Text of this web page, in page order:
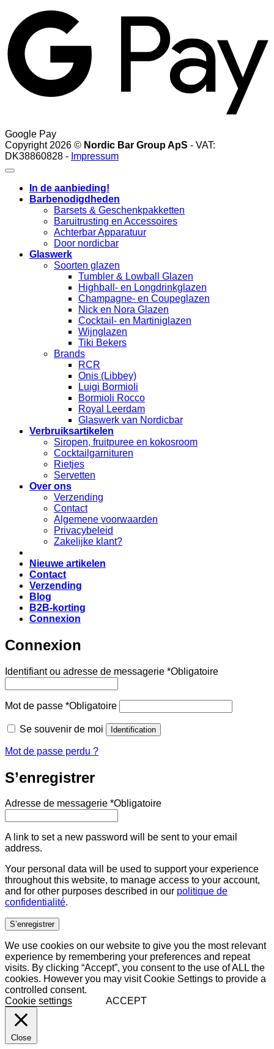
Google Pay
Copyright 2026 © Nordic Bar Group ApS - VAT:
DK38860828 - Impressum
In de aanbieding!
Barbenodigdheden
Barsets & Geschenkpakketten
Baruitrusting en Accessoires
Achterbar Apparatuur
Door nordicbar
Glaswerk
Soorten glazen
Tumbler & Lowball Glazen
Highball- en Longdrinkglazen
Champagne- en Coupeglazen
Nick en Nora Glazen
Cocktail- en Martiniglazen
Wijnglazen
Tiki Bekers
Brands
RCR
Onis (Libbey)
Luigi Bormioli
Bormioli Rocco
Royal Leerdam
Glaswerk van Nordicbar
Verbruiksartikelen
Siropen, fruitpuree en kokosroom
Cocktailgarnituren
Rietjes
Servetten
Over ons
Verzending
Contact
Algemene voorwaarden
Privacybeleid
Zakelijke klant?
Nieuwe artikelen
Contact
Verzending
Blog
B2B-korting
Connexion
Connexion
Identifiant ou adresse de messagerie *Obligatoire
Mot de passe *Obligatoire
Se souvenir de moi Identification
Mot de passe perdu ?
S’enregistrer
Adresse de messagerie *Obligatoire
A link to set a new password will be sent to your email
address.
Your personal data will be used to support your experience
throughout this website, to manage access to your account,
and for other purposes described in our politique de
confidentialité.
S’enregistrer
We use cookies on our website to give you the most relevant
experience by remembering your preferences and repeat
visits. By clicking “Accept”, you consent to the use of ALL the
cookies. However you may visit Cookie Settings to provide a
controlled consent.
Cookie settings
ACCEPT
Close